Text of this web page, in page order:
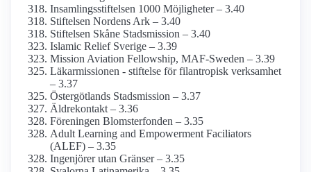
Insamlingsstiftelsen 1000 Möjligheter – 3.40
Stiftelsen Nordens Ark – 3.40
Stiftelsen Skåne Stadsmission – 3.40
Islamic Relief Sverige – 3.39
Mission Aviation Fellowship, MAF-Sweden – 3.39
Läkarmissionen - stiftelse för filantropisk verksamhet
– 3.37
Östergötlands Stadsmission – 3.37
Äldrekontakt – 3.36
Föreningen Blomster­fonden – 3.35
Adult Learning and Empowerment Faciliators
(ALEF) – 3.35
Ingenjörer utan Gränser – 3.35